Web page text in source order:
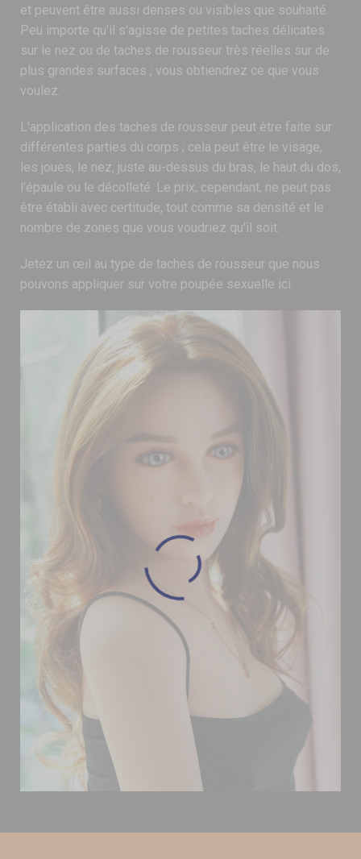
et peuvent être aussi denses ou visibles que souhaité.
Peu importe qu'il s'agisse de petites taches délicates
sur le nez ou de taches de rousseur très réelles sur de
plus grandes surfaces ; vous obtiendrez ce que vous
voulez.
L'application des taches de rousseur peut être faite sur
différentes parties du corps ; cela peut être le visage,
les joues, le nez, juste au-dessus du bras, le haut du dos,
l'épaule ou le décolleté. Le prix, cependant, ne peut pas
être établi avec certitude, tout comme sa densité et le
nombre de zones que vous voudriez qu'il soit.
Jetez un œil au type de taches de rousseur que nous
pouvons appliquer sur votre poupée sexuelle ici.